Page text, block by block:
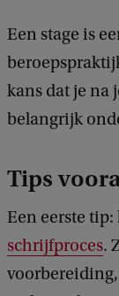
Een stage is
kans dat je na
belangrijk
Tips
Een eerste tip:
schrijfproces.